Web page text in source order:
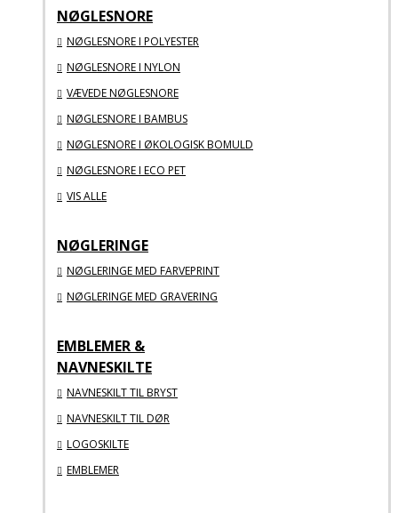
NØGLESNORE
NØGLESNORE I POLYESTER
NØGLESNORE I NYLON
VÆVEDE NØGLESNORE
NØGLESNORE I BAMBUS
NØGLESNORE I ØKOLOGISK BOMULD
NØGLESNORE I ECO PET
VIS ALLE
NØGLERINGE
NØGLERINGE MED FARVEPRINT
NØGLERINGE MED GRAVERING
EMBLEMER &
NAVNESKILTE
NAVNESKILT TIL BRYST
NAVNESKILT TIL DØR
LOGOSKILTE
EMBLEMER